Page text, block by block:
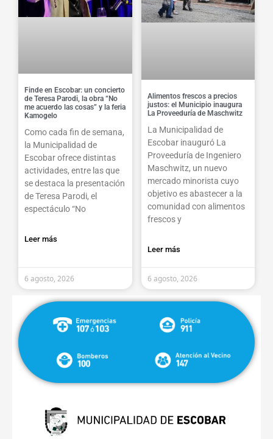
Finde en Escobar: un concierto
de Teresa Parodi, la obra “No
me acuerdo las cosas” y la feria
Kamogelo
Como cada fin de semana,
la Municipalidad de
Escobar ofrece distintas
actividades, entre las que
se destaca la presentación
de Teresa Parodi, el
espectáculo “No
Leer más
6 agosto, 2026
Alimentos frescos a precios
justos: el Municipio inaugura
La Proveeduría de Maschwitz
La Municipalidad de
Escobar inauguró La
Proveeduría de Ingeniero
Maschwitz, un nuevo
mercado minorista cuyo
objetivo es abastecer a la
comunidad con alimentos
frescos y
Leer más
6 agosto, 2026